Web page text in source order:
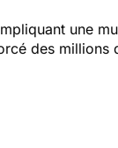
une
des millions